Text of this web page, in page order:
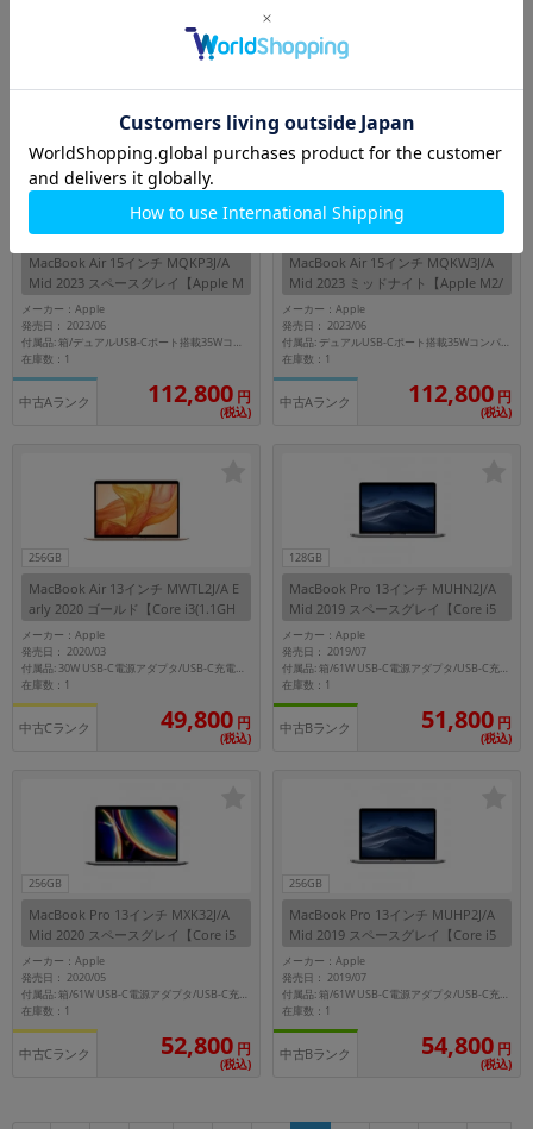
104,800
(税込) (税込)
256GB
MacBook Air 15インチ MQKP3J/A
Mid 2023 スペースグレイ【Apple M
2/8GB/256GB SSD】
メーカー：Apple
発売日： 2023/06
付属品: 箱/デュアルUSB-Cポート搭載35Wコンパクト電源アダプタ/USB-C - MagSafe3ケーブル(2m)/マニュアル
在庫数：1
中古Aランク 112,800 円
(税込)
256GB
MacBook Air 15インチ MQKW3J/A
Mid 2023 ミッドナイト【Apple M2/
8GB/256GB SSD】
メーカー：Apple
発売日： 2023/06
付属品: デュアルUSB-Cポート搭載35Wコンパクト電源アダプタ/USB-C - MagSafe3ケーブル(2m)
在庫数：1
中古Aランク 112,800 円
(税込)
256GB
MacBook Air 13インチ MWTL2J/A E
arly 2020 ゴールド【Core i3(1.1GH
z)/8GB/256GB SSD】
メーカー：Apple
発売日： 2020/03
付属品: 30W USB-C電源アダプタ/USB-C充電ケーブル(2m)/インターネットリカバリ
在庫数：1
中古Cランク 49,800 円
(税込)
128GB
MacBook Pro 13インチ MUHN2J/A
Mid 2019 スペースグレイ【Core i5
(1.4GHz)/8GB/128GB SSD】
メーカー：Apple
発売日： 2019/07
付属品: 箱/61W USB-C電源アダプタ/USB-C充電ケーブル/インターネットリカバリ
在庫数：1
中古Bランク 51,800 円
(税込)
256GB
MacBook Pro 13インチ MXK32J/A
Mid 2020 スペースグレイ【Core i5
(1.4GHz)/8GB/256GB SSD】
メーカー：Apple
発売日： 2020/05
付属品: 箱/61W USB-C電源アダプタ/USB-C充電ケーブル/マニュアル/インターネットリカバリ
在庫数：1
中古Cランク 52,800 円
(税込)
256GB
MacBook Pro 13インチ MUHP2J/A
Mid 2019 スペースグレイ【Core i5
(1.4GHz)/8GB/256GB SSD】
メーカー：Apple
発売日： 2019/07
付属品: 箱/61W USB-C電源アダプタ/USB-C充電ケーブル/マニュアル/インターネットリカバリ
在庫数：1
中古Bランク 54,800 円
(税込)